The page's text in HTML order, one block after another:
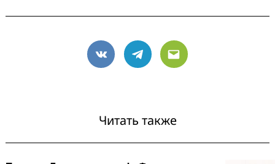
VK Telegram
Email
Читать также